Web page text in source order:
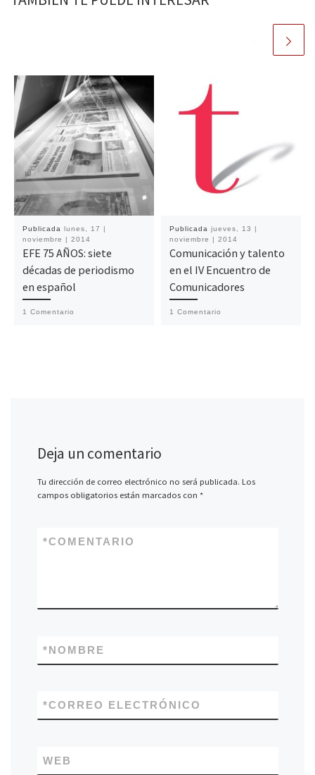
Publicada
lunes, 17 |
noviembre | 2014
EFE 75 AÑOS: siete
décadas de periodismo
en español
1 Comentario
Publicada jueves, 13 |
noviembre | 2014
Comunicación y talento
en el IV Encuentro de
Comunicadores
1 Comentario
Deja un comentario
Tu dirección de correo electrónico no será publicada. Los
campos obligatorios están marcados con *
COMENTARIO
*
NOMBRE
*
CORREO ELECTRÓNICO
*
WEB